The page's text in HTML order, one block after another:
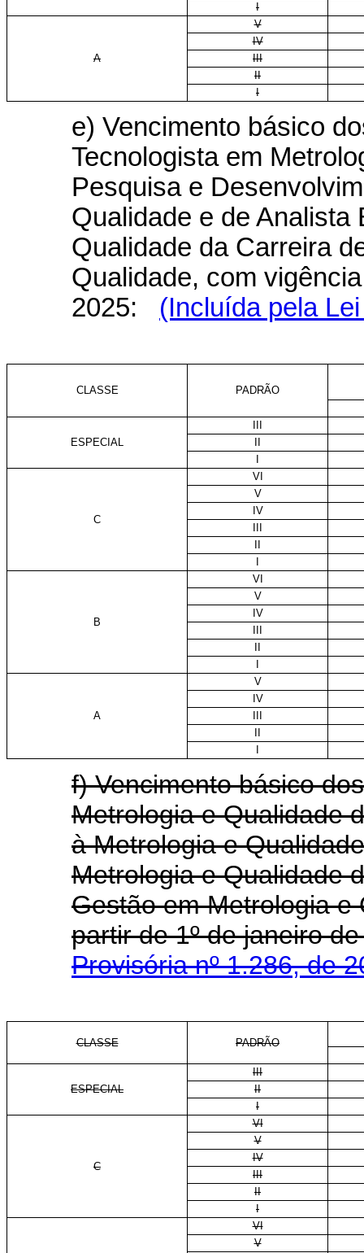
I
A
V
IV
III
II
I
e) Vencimento básico
Tecnologista em
Pesquisa e
Qualidade e de Analista
Qualidade da Carreira
Qualidade, com
2025: (Incluída pela
CLASSE PADRÃO
ESPECIAL
C
VI
V
IV
B
VI
V
IV
A
V
IV
f) Vencimento básico
Metrologia e Qualidade
à Metrologia e
Metrologia e Qualidade
Gestão em Metrologia e
partir de 1º de janeiro
Provisória nº 1.286, de
CLASSE PADRÃO
ESPECIAL
III
II
I
C
VI
V
IV
III
II
I
VI
V